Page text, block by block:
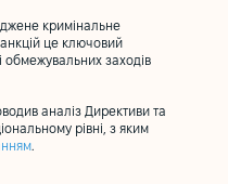
кримінальне
це ключовий
обмежувальних заходів
аналіз Директиви та
рівні, з яким
.